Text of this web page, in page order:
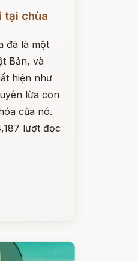
tại chùa
đã là một
Bản, và
hiện như
lừa con
của nó.
lượt đọc